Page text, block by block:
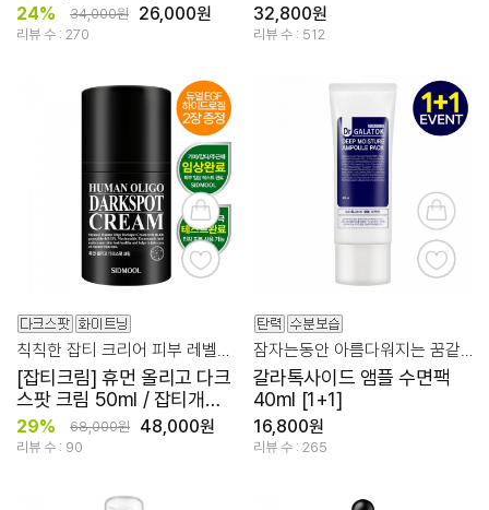
24% 34,000원 26,000원
리뷰 수 : 270
32,800원
리뷰 수 : 512
[잡티크림] 휴먼 올리고 다크
스팟 크림 50ml / 잡티개선
인증완료
29% 68,000원 48,000원
리뷰 수 : 90
잠자는동안 아름다워지는 꿈같은 스킨 케어
갈라톡사이드 앰플 수면팩
40ml [1+1]
16,800원
리뷰 수 : 265